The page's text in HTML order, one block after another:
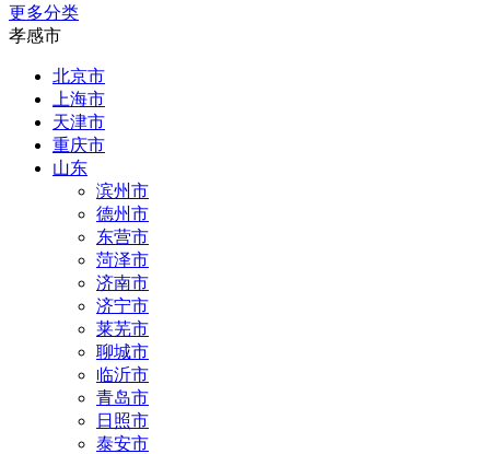
更多分类
孝感市
北京市
上海市
天津市
重庆市
山东
滨州市
德州市
东营市
菏泽市
济南市
济宁市
莱芜市
聊城市
临沂市
青岛市
日照市
泰安市